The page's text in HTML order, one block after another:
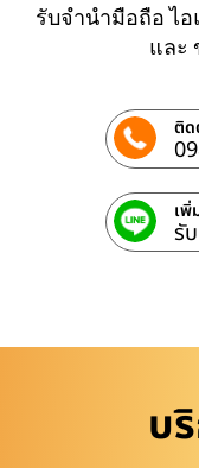
รับจำนำมือถือ ไ
และ
ติด
เพิ่
รั
บ